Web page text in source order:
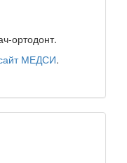
ортодонт.
МЕДСИ.